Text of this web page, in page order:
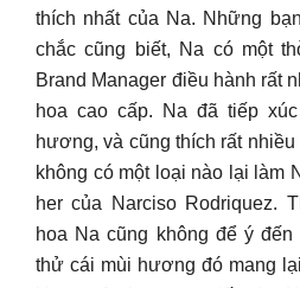
thích nhất của Na. Những
chắc cũng biết, Na có một
Brand Manager điều hành rất
hoa cao cấp. Na đã tiếp
hương, và cũng thích rất
không có một loại nào lại làm
her của Narciso Rodriquez.
hoa Na cũng không để ý
thử cái mùi hương đó mang